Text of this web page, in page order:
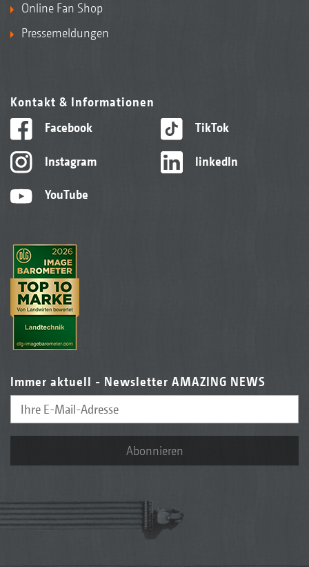
Online Fan Shop
Pressemeldungen
Kontakt & Informationen
Facebook
Instagram
YouTube
TikTok
linkedIn
Immer aktuell - Newsletter AMAZING NEWS
Abonnieren